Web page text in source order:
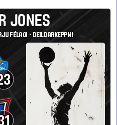
JONES
FÉLAGI - DEILDARKEPPNI